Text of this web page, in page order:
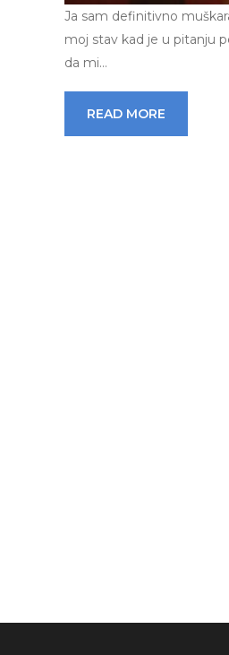
Ja sam definitivno
moj stav kad je u pitanju
da mi…
READ MORE